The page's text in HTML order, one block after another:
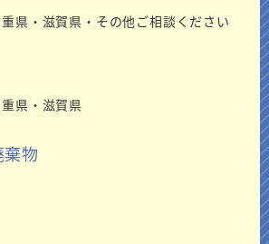
県・滋賀県・その他ご相談ください
県・滋賀県
物